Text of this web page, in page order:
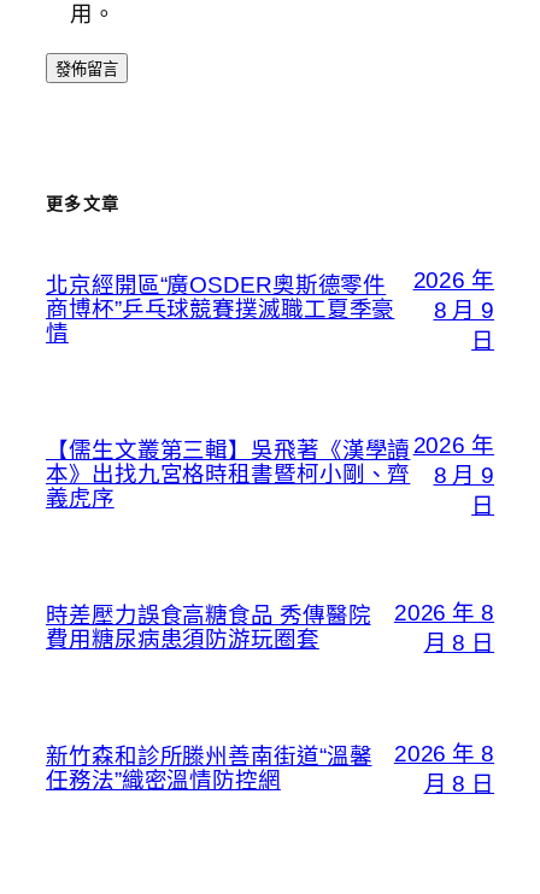
用。
更多文章
北京經開區“廣OSDER奧斯德零件
商博杯”乒乓球競賽撲滅職工夏季豪
情
2026 年
8 月 9
日
【儒生文叢第三輯】吳飛著《漢學讀
本》出找九宮格時租書暨柯小剛、齊
義虎序
2026 年
8 月 9
日
時差壓力誤食高糖食品 秀傳醫院
費用糖尿病患須防游玩圈套
2026 年 8
月 8 日
新竹森和診所滕州善南街道“溫馨
任務法”織密溫情防控網
2026 年 8
月 8 日